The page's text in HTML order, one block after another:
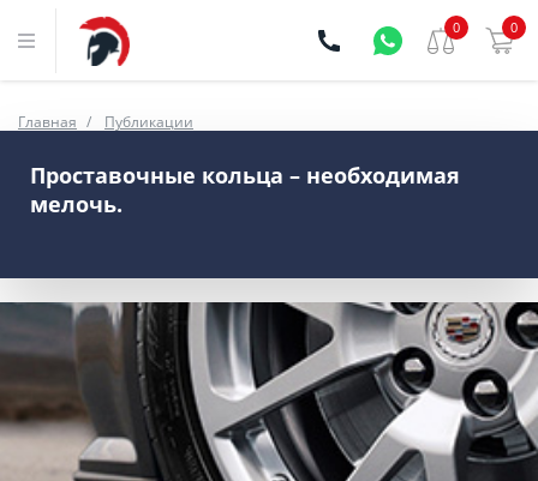
0 0
Главная Публикации
Проставочные кольца – необходимая
мелочь.